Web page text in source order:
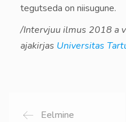
tegutseda on niisugune.
/Intervjuu ilmus 2018 a
ajakirjas Universitas
Eelmine